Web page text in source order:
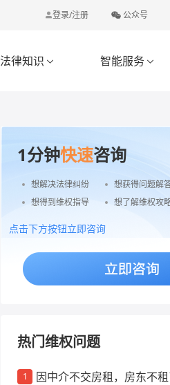
登录/注册 公众号
法律知识  智能服务 
1分钟快速咨询
想解决法律纠纷
想获得问题解
想得到维权指导
想了解维权攻
点击下方按钮立即咨询
热门维权问题
1
因中介不交房租，房东不